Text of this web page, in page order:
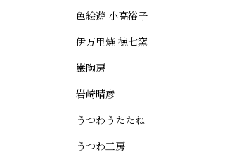
色絵遊 小高裕子
伊万里焼 徳七窯
巌陶房
岩崎晴彦
うつわうたたね
うつわ工房